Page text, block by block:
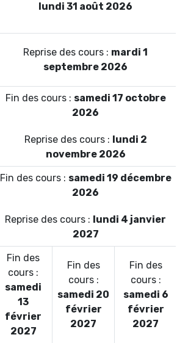
lundi 31 août 2026
Reprise des cours : mardi 1
septembre 2026
Fin des cours : samedi 17 octobre
2026
Reprise des cours : lundi 2
novembre 2026
Fin des cours : samedi 19 décembre
2026
Reprise des cours : lundi 4 janvier
2027
Fin des
cours :
samedi
13
février
2027
Fin des
cours :
samedi 20
février
2027
Fin des
cours :
samedi 6
février
2027